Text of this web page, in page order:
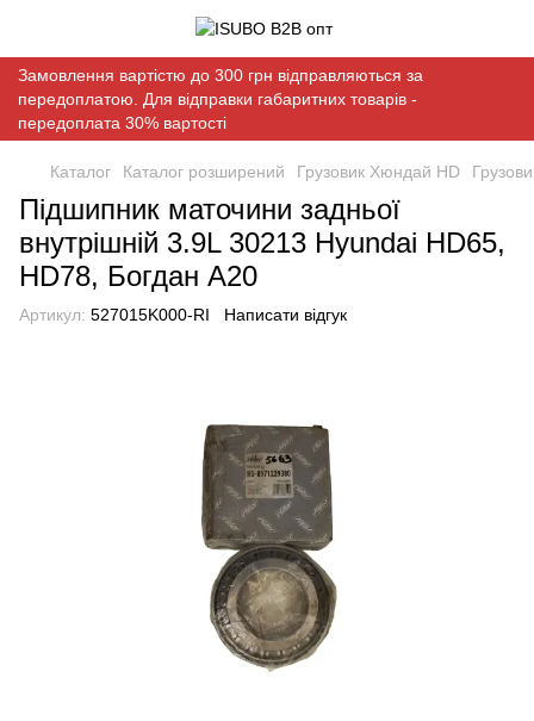
Замовлення вартістю до 300 грн відправляються за
передоплатою. Для відправки габаритних товарів -
передоплата 30% вартості
Каталог Каталог розширений Грузовик Хюндай HD
Підшипник маточини задньої
внутрішній 3.9L 30213 Hyundai HD65,
HD78, Богдан А20
Артикул: 527015K000-RI Написати відгук